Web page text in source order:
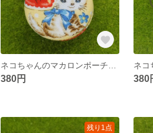
380円 380
残り1点